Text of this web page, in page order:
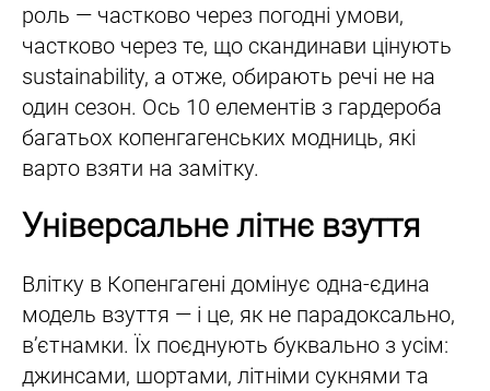
роль — частково через погодні умови,
частково через те, що скандинави цінують
sustainability, а отже, обирають речі не на
один сезон. Ось 10 елементів з гардероба
багатьох копенгагенських модниць, які
варто взяти на замітку.
Універсальне літнє взуття
Влітку в Копенгагені домінує одна-єдина
модель взуття — і це, як не парадоксально,
в’єтнамки. Їх поєднують буквально з усім:
джинсами, шортами, літніми сукнями та